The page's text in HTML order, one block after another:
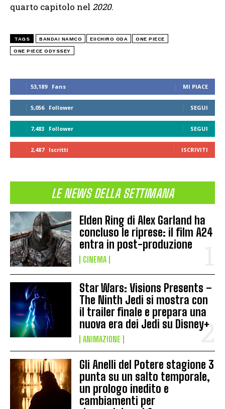
53,189 Fans MI PIACE
5,056 Follower SEGUI
7,483 Follower SEGUI
2,487 Iscritti ISCRIVITI
LE NEWS DELLA SETTIMANA
Elden Ring di Alex Garland ha
concluso le riprese: il film A24
entra in post-produzione
CINEMA
Star Wars: Visions Presents –
The Ninth Jedi si mostra con
il trailer finale e prepara una
nuova era dei Jedi su Disney+
ANIMAZIONE
Gli Anelli del Potere stagione 3
punta su un salto temporale,
un prologo inedito e
cambiamenti per
quarto capitolo nel 2020.
TAGS BANDAI NAMCO EIICHIRO ODA ONE PIECE
ONE PIECE ODYSSEY